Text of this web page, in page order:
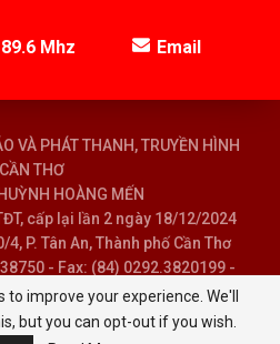
89.6 Mhz Email
VÀ PHÁT THANH, TRUYỀN HÌNH
CẦN THƠ
HOÀNG MẾN
cấp lại lần 2 ngày 18/12/2024
P. Tân An, Thành phố Cần Thơ
- Fax: (84) 0292.3820199 -
improve your experience. We'll
but you can opt-out if you wish.